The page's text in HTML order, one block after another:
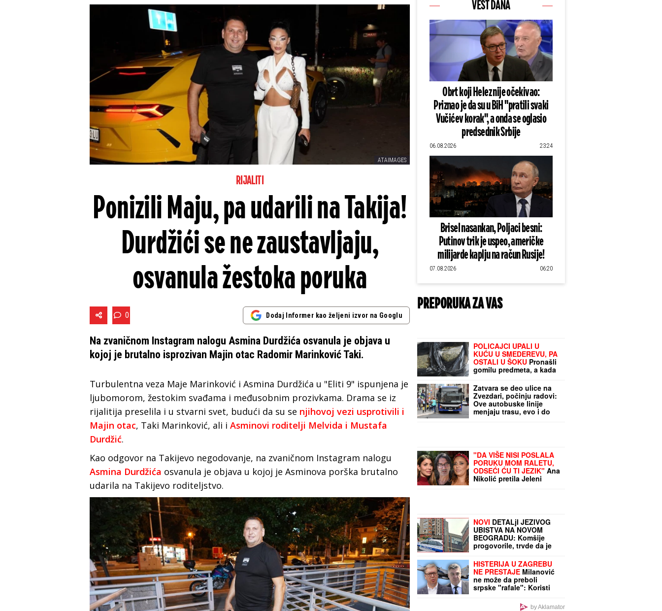
ATAIMAGES
RIJALITI
Ponizili Maju, pa udarili na Takija!
Durdžići se ne zaustavljaju,
osvanula žestoka poruka
0 Dodaj Informer kao željeni izvor na Googlu
Na zvaničnom Instagram nalogu Asmina Durdžića osvanula je objava u
kojoj je brutalno isprozivan Majin otac Radomir Marinković Taki.
Turbulentna veza Maje Marinković i Asmina Durdžića u "Eliti 9" ispunjena je
ljubomorom, žestokim svađama i međusobnim prozivkama. Drama se iz
rijalitija preselila i u stvarni svet, budući da su se njihovoj vezi usprotivili i
Majin otac, Taki Marinković, ali i Asminovi roditelji Melvida i Mustafa
Durdžić.
Kao odgovor na Takijevo negodovanje, na zvaničnom Instagram nalogu
Asmina Durdžića osvanula je objava u kojoj je Asminova porška brutalno
udarila na Takijevo roditeljstvo.
VEST DANA
Obrt koji Helez nije očekivao:
Priznao je da su u BiH "pratili svaki
Vučićev korak", a onda se oglasio
predsednik Srbije
06.08.2026 23:24
Brisel nasankan, Poljaci besni:
Putinov trik je uspeo, američke
milijarde kaplju na račun Rusije!
07.08.2026 06:20
PREPORUKA ZA VAS
POLICAJCI UPALI U
KUĆU U SMEDEREVU, PA
OSTALI U ŠOKU Pronašli
gomilu predmeta, a kada
su ugledali OVO odmah
je usledilo hapšenje
Zatvara se deo ulice na
Zvezdari, počinju radovi:
Ove autobuske linije
menjaju trasu, evo i do
kada
"DA VIŠE NISI POSLALA
PORUKU MOM RALETU,
ODSEĆI ĆU TI JEZIK" Ana
Nikolić pretila Jeleni
Radanović, isplivale
NOVI DETALjI JEZIVOG
UBISTVA NA NOVOM
BEOGRADU: Komšije
progovorile, trvde da je
ovo pozadina cele priče
(FOTO/VIDEO)
HISTERIJA U ZAGREBU
NE PRESTAJE Milanović
ne može da preboli
srpske "rafale": Koristi
svaku priliku da se žali, a
svađa u Hrvatskojby Aklamator